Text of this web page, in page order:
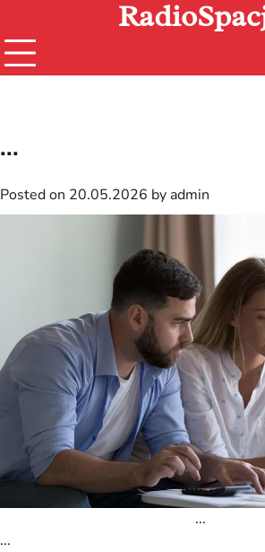
content
...
Posted on 20.05.2026 by admin
...
...